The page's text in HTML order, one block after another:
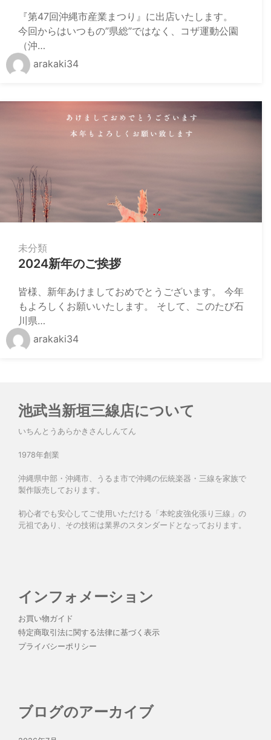
『第47回沖縄市産業まつり』に出店いたします。
今回からはいつもの”県総”ではなく、コザ運動公園
（沖…
arakaki34
未分類
2024新年のご挨拶
皆様、新年あけましておめでとうございます。 今年
もよろしくお願いいたします。 そして、このたび石
川県…
arakaki34
池武当新垣三線店について
いちんとうあらかきさんしんてん
1978年創業
沖縄県中部・沖縄市、うるま市で沖縄の伝統楽器・三線を家族で
製作販売しております。
初心者でも安心してご使用いただける「本蛇皮強化張り三線」の
元祖であり、その技術は業界のスタンダードとなっております。
インフォメーション
お買い物ガイド
特定商取引法に関する法律に基づく表示
プライバシーポリシー
ブログのアーカイブ